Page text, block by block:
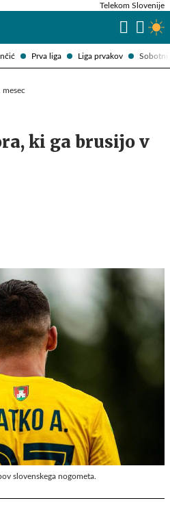
Prva liga Liga prvakov Sobotni
Telekom Slovenije
mesec
ki ga brusijo v
slovenskega nogometa.